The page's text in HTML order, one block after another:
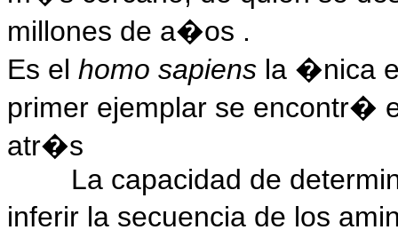
millones de a�os .
Es el homo sapiens la �nica
primer ejemplar se encontr�
atr�s
La capacidad de
inferir la secuencia de los